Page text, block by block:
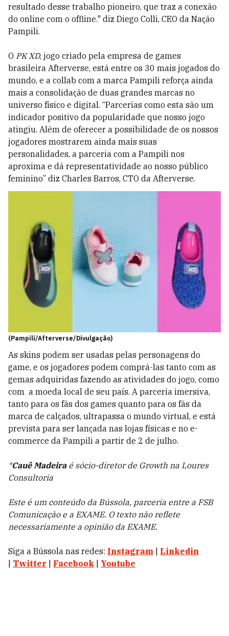
resultado desse trabalho pioneiro, que traz a conexão
do online com o offline." diz Diego Colli, CEO da Nação
Pampili.
O PK XD, jogo criado pela empresa de games
brasileira Afterverse, está entre os 30 mais jogados do
mundo, e a collab com a marca Pampili reforça ainda
mais a consolidação de duas grandes marcas no
universo físico e digital. “Parcerias como esta são um
indicador positivo da popularidade que nosso jogo
atingiu. Além de oferecer a possibilidade de os nossos
jogadores mostrarem ainda mais suas
personalidades, a parceria com a Pampili nos
aproxima e dá representatividade ao nosso público
feminino” diz Charles Barros, CTO da Afterverse.
(Pampili/Afterverse/Divulgação)
As skins podem ser usadas pelas personagens do
game, e os jogadores podem comprá-las tanto com as
gemas adquiridas fazendo as atividades do jogo, como
com a moeda local de seu país. A parceria imersiva,
tanto para os fãs dos games quanto para os fãs da
marca de calçados, ultrapassa o mundo virtual, e está
prevista para ser lançada nas lojas físicas e no e-
commerce da Pampili a partir de 2 de julho.
*Cauê Madeiraé sócio-diretor de Growth na Loures
Consultoria
Este é um conteúdo da Bússola, parceria entre a FSB
Comunicação e a EXAME. O texto não reflete
necessariamente a opinião da EXAME.
Siga a Bússola nas redes: Instagram
Linkedin
Twitter Facebook Youtube